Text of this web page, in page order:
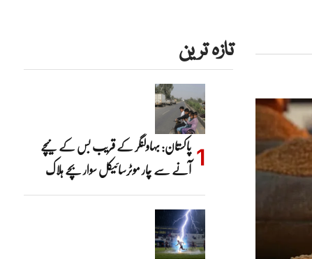
تازہ ترین
پاکستان: بہاولنگر کے قریب بس کے نیچے
آنے سے چار موٹرسائیکل سوار بچے ہلاک